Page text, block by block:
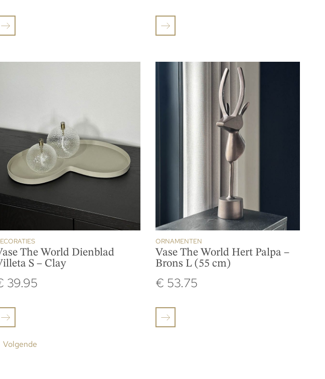
The World Dienblad
S – Clay
39.95
ORNAMENTEN
Vase The World Hert Palpa –
Brons L (55 cm)
€ 53.75
Volgende